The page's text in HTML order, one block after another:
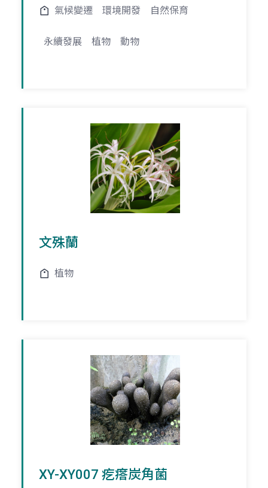
氣候變遷 環境開發 自然保育
永續發展 植物 動物
文殊蘭
植物
XY-XY007 疙瘩炭角菌